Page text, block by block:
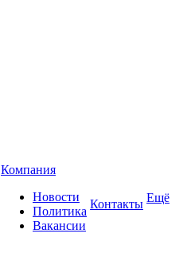
Компания
Новости
Политика
Вакансии
Контакты Ещё